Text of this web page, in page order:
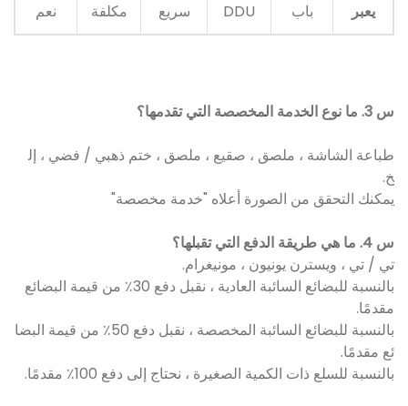
يعبر باب DDU سريع مكلفة نعم
س 3. ما نوع الخدمة المخصصة التي تقدمها؟
طباعة الشاشة ، ملصق ، صقيع ، ملصق ، ختم ذهبي / فضي ، إل
خ.
يمكنك التحقق من الصورة أعلاه "خدمة مخصصة"
س 4. ما هي طريقة الدفع التي تقبلها؟
تي / تي ، ويسترن يونيون ، مونيغرام.
بالنسبة للبضائع السائبة العادية ، نقبل دفع 30٪ من قيمة البضائع
مقدمًا.
بالنسبة للبضائع السائبة المخصصة ، نقبل دفع 50٪ من قيمة البضا
ئع مقدمًا.
بالنسبة للسلع ذات الكمية الصغيرة ، نحتاج إلى دفع 100٪ مقدمًا.